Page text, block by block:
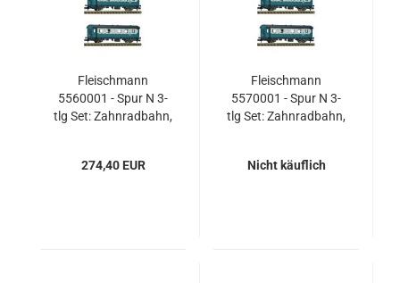
Fleischmann
5560001 - Spur N 3-
tlg Set: Zahnradbahn,
274,40 EUR
Fleischmann
5570001 - Spur N 3-
tlg Set: Zahnradbahn,
Nicht käuflich